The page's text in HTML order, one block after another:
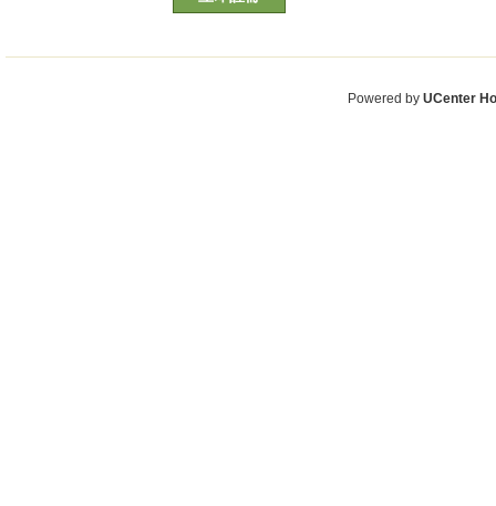
Powered by UCenter